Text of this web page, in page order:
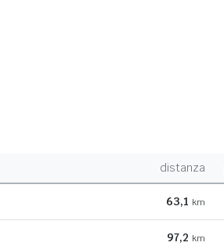
distanza
63,1 km
97,2 km